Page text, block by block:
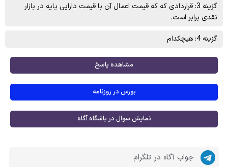
گزینه 3: قراردادی که که قیمت اعمال آن با قیمت دارایی پایه در بازار
نقدی برابر است.
گزینه 4: هیچکدام
مشاهده پاسخ
بورس در روزنامه
نمایش سوال در باشگاه آگاه
جواب آگاه در تلگرام